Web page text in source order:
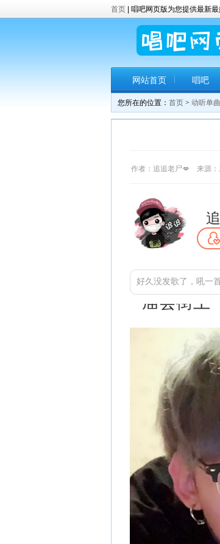
首页 | 唱吧网页版为您提供最新
网站首页 唱吧
您所在的位置： 首页 > 动听单曲
作者：追追老尸💋 来源
好久没发歌了，吼一